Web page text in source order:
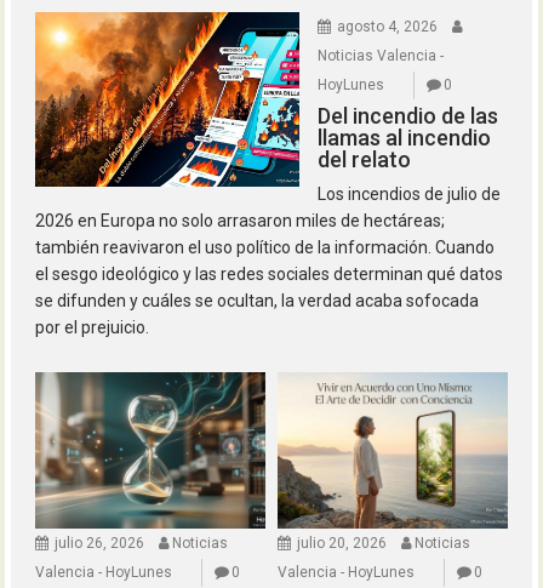
agosto 4, 2026
Noticias Valencia -
HoyLunes
0
Del incendio de las
llamas al incendio
del relato
Los incendios de julio de
2026 en Europa no solo arrasaron miles de hectáreas;
también reavivaron el uso político de la información. Cuando
el sesgo ideológico y las redes sociales determinan qué datos
se difunden y cuáles se ocultan, la verdad acaba sofocada
por el prejuicio.
julio 26, 2026
Noticias
Valencia - HoyLunes
0
julio 20, 2026
Noticias
Valencia - HoyLunes
0